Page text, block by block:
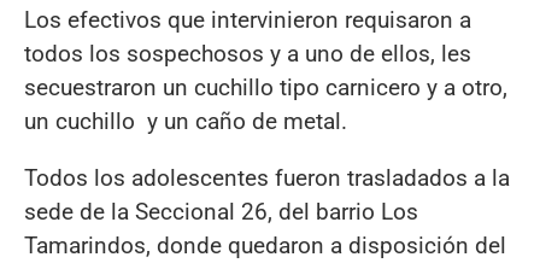
Los efectivos que intervinieron requisaron a
todos los sospechosos y a uno de ellos, les
secuestraron un cuchillo tipo carnicero y a otro,
un cuchillo y un caño de metal.
Todos los adolescentes fueron trasladados a la
sede de la Seccional 26, del barrio Los
Tamarindos, donde quedaron a disposición del